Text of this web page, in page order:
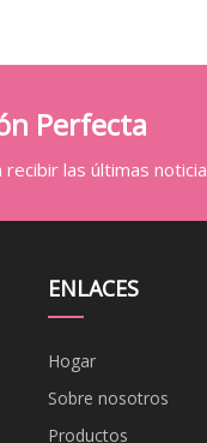
Perfecta
las últimas
ENLACES
Hogar
Sobre nosotros
Productos